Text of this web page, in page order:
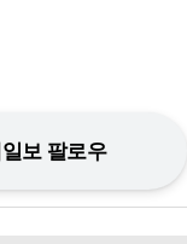
보 팔로우